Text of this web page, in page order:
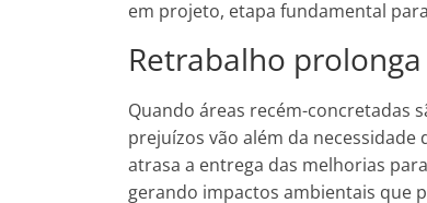
em projeto, etapa fundamental
Retrabalho
Quando áreas recém-concretadas
prejuízos vão além da
atrasa a entrega das melhorias
gerando impactos ambientais que